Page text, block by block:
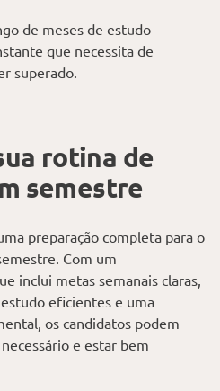
de meses de estudo
que necessita de
superado.
rotina de
semestre
preparação completa para o
Com um
inclui metas semanais claras,
eficientes e uma
os candidatos podem
e estar bem